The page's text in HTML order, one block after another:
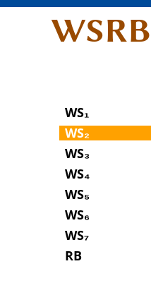
WSRB
WS₁
WS₂
WS₃
WS₄
WS₅
WS₆
WS₇
RB